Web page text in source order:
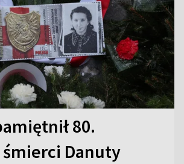
80.
Danuty